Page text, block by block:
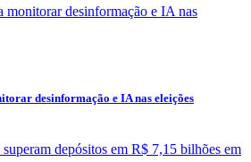
desinformação e IA nas eleições